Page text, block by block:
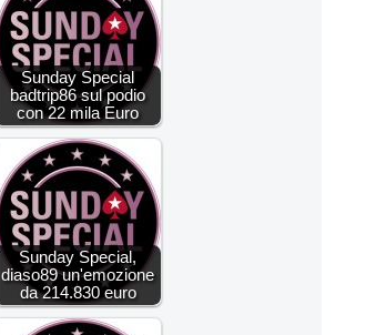
Sunday Special
badtrip86 sul podio
con 22 mila Euro
Sunday Special,
diaso89 un'emozione
da 214.830 euro